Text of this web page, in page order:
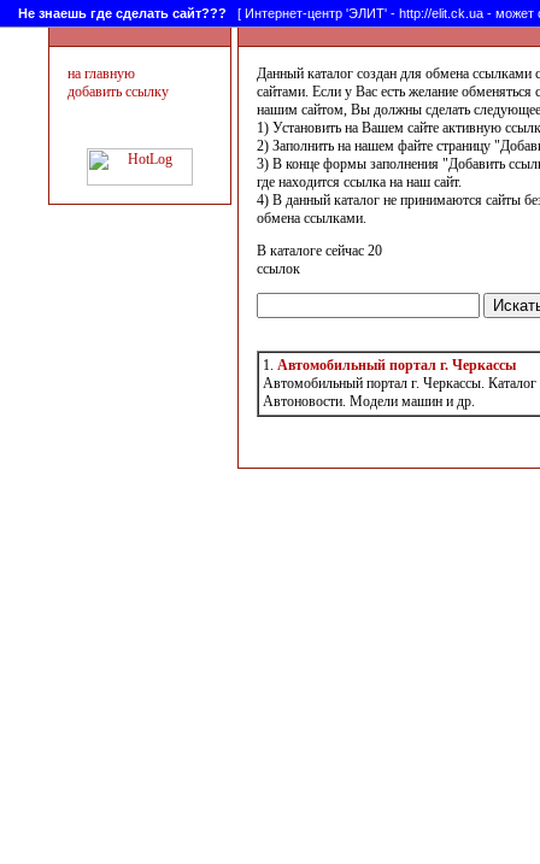
Не знаешь где сделать сайт??? [ Интернет-центр 'ЭЛИТ' - http://elit.ck.ua -
на главную
добавить ссылку
Данный каталог создан для обмена ссылками
сайтами. Если у Вас есть желание обменяться
нашим сайтом, Вы должны сделать
1) Установить на Вашем сайте активную
2) Заполнить на нашем файте страницу
3) В конце формы заполнения "Добавить
где находится ссылка на наш сайт.
4) В данный каталог не принимаются сайты
обмена ссылками.
В каталоге сейчас 20
ссылок
1. Автомобильный портал г. Черкассы
Автомобильный портал г. Черкассы.
Автоновости. Модели машин и др.